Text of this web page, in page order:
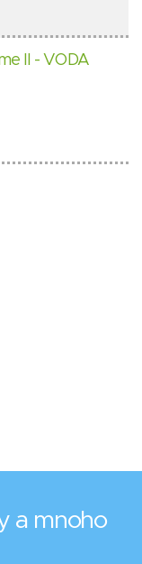
II - VODA
a mnoho